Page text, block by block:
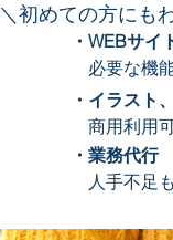
＼初めての方にも
・WEBサイ
必要な機
・イラスト
商用利用
​・業務代行
人手不足